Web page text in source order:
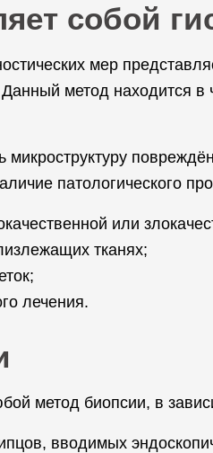
собой
мер
метод находится
микроструктуру
патологического
или
тканях;
лечения.
метод биопсии, в
вводимых